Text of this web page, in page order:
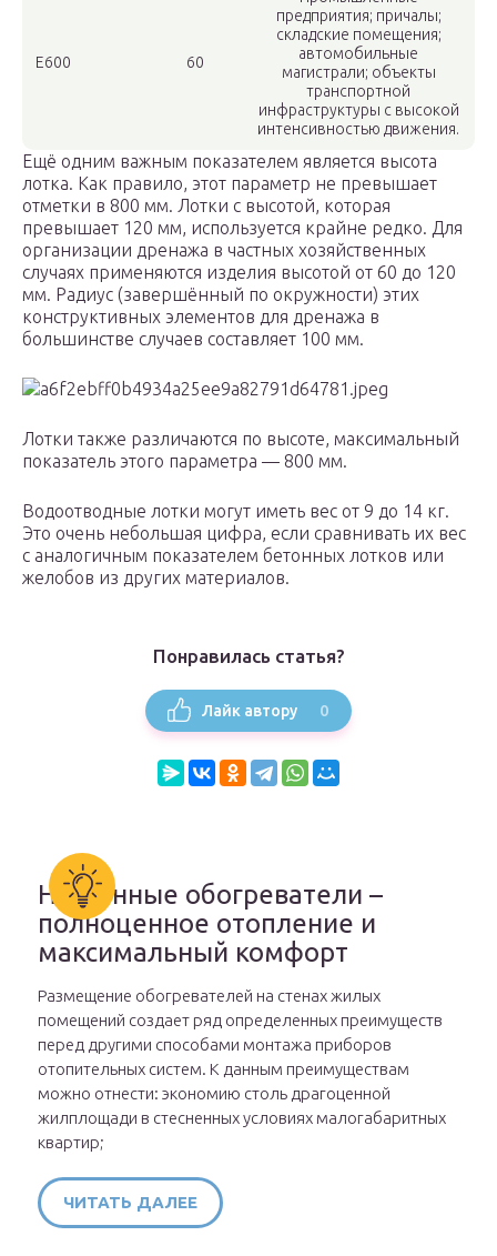
E600 60
предприятия; причалы;
складские помещения;
автомобильные
магистрали; объекты
транспортной
инфраструктуры с высокой
интенсивностью движения.
Ещё одним важным показателем является высота
лотка. Как правило, этот параметр не превышает
отметки в 800 мм. Лотки с высотой, которая
превышает 120 мм, используется крайне редко. Для
организации дренажа в частных хозяйственных
случаях применяются изделия высотой от 60 до 120
мм. Радиус (завершённый по окружности) этих
конструктивных элементов для дренажа в
большинстве случаев составляет 100 мм.
Лотки также различаются по высоте, максимальный
показатель этого параметра — 800 мм.
Водоотводные лотки могут иметь вес от 9 до 14 кг.
Это очень небольшая цифра, если сравнивать их вес
с аналогичным показателем бетонных лотков или
желобов из других материалов.
Понравилась статья?
Лайк автору 0
Настенные обогреватели –
полноценное отопление и
максимальный комфорт
Размещение обогревателей на стенах жилых
помещений создает ряд определенных преимуществ
перед другими способами монтажа приборов
отопительных систем. К данным преимуществам
можно отнести: экономию столь драгоценной
жилплощади в стесненных условиях малогабаритных
квартир;
ЧИТАТЬ ДАЛЕЕ